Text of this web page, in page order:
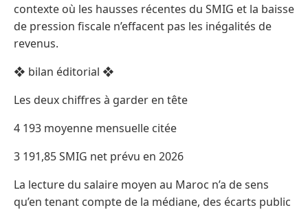
contexte où les hausses récentes du SMIG et la baisse
de pression fiscale n’effacent pas les inégalités de
revenus.
❖ bilan éditorial ❖
Les deux chiffres à garder en tête
4 193 moyenne mensuelle citée
3 191,85 SMIG net prévu en 2026
La lecture du salaire moyen au Maroc n’a de sens
qu’en tenant compte de la médiane, des écarts public